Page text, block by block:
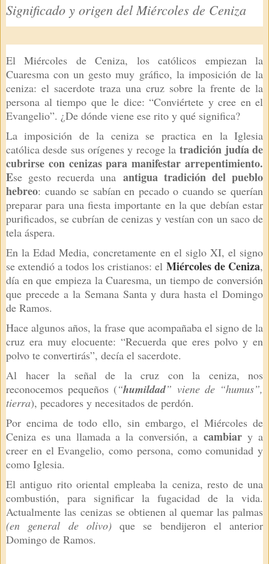
Significado y origen del Miércoles de Ceniza
El Miércoles de Ceniza, los católicos empiezan la
Cuaresma con un gesto muy gráfico, la imposición de la
ceniza: el sacerdote traza una cruz sobre la frente de la
persona al tiempo que le dice: “Conviértete y cree en el
Evangelio”. ¿De dónde viene ese rito y qué significa?
La imposición de la ceniza se practica en la Iglesia
católica desde sus orígenes y recoge latradición judía de
cubrirse con cenizas para manifestar arrepentimiento.
Ese gesto recuerda una antigua tradición del pueblo
hebreo: cuando se sabían en pecado o cuando se querían
preparar para una fiesta importante en la que debían estar
purificados, se cubrían de cenizas y vestían con un saco de
tela áspera.
En la Edad Media, concretamente en el siglo XI, el signo
se extendió a todos los cristianos: el Miércoles de Ceniza,
día en que empieza la Cuaresma, un tiempo de conversión
que precede a la Semana Santa y dura hasta el Domingo
de Ramos.
Hace algunos años, la frase que acompañaba el signo de la
cruz era muy elocuente: “Recuerda que eres polvo y en
polvo te convertirás”, decía el sacerdote.
Al hacer la señal de la cruz con la ceniza, nos
reconocemos pequeños (“humildad” viene de “humus”,
tierra), pecadores y necesitados de perdón.
Por encima de todo ello, sin embargo, el Miércoles de
Ceniza es una llamada a la conversión, a cambiary a
creer en el Evangelio, como persona, como comunidad y
como Iglesia.
El antiguo rito oriental empleaba la ceniza, resto de una
combustión, para significar la fugacidad de la vida.
Actualmente las cenizas se obtienen al quemar las palmas
(en general de olivo)que se bendijeron el anterior
Domingo de Ramos.